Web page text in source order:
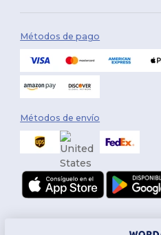
Métodos de pago
Métodos de envío